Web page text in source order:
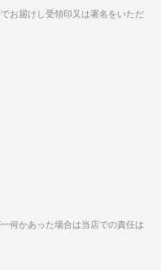
お届けし受領印又は署名をいただ
何かあった場合は当店での責任は